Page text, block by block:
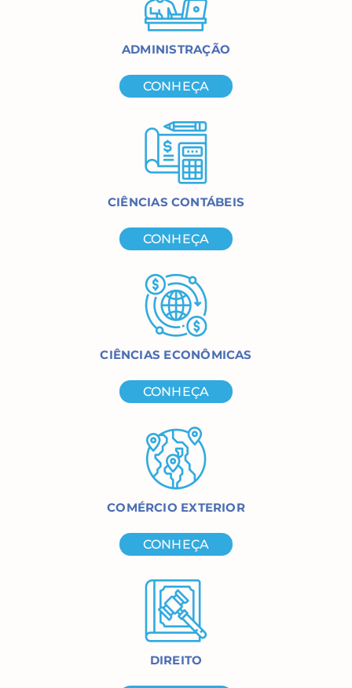
ADMINISTRAÇÃO
CONHEÇA
CIÊNCIAS CONTÁBEIS
CONHEÇA
CIÊNCIAS ECONÔMICAS
CONHEÇA
COMÉRCIO EXTERIOR
CONHEÇA
DIREITO